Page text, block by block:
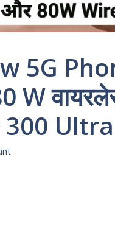
5G
W